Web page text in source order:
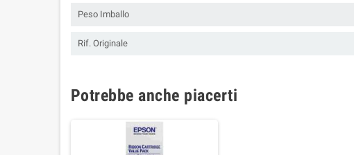
Peso Imballo
Rif. Originale
Potrebbe anche piacerti